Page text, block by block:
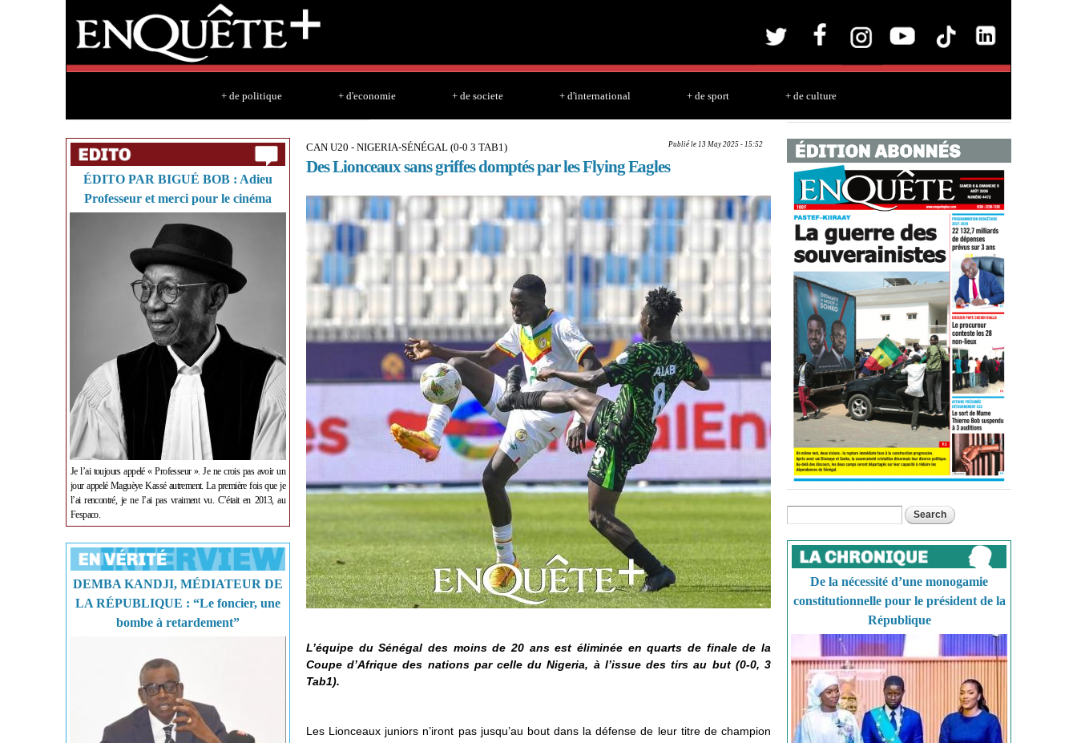
+ de politique + d'economie + de societe + d'international + de sport + de culture
ÉDITO PAR BIGUÉ BOB : Adieu
Professeur et merci pour le cinéma
Je l’ai toujours appelé « Professeur ». Je ne crois pas avoir un
jour appelé Maguèye Kassé autrement. La première fois que je
l’ai rencontré, je ne l’ai pas vraiment vu. C’était en 2013, au
Fespaco.
DEMBA KANDJI, MÉDIATEUR DE
LA RÉPUBLIQUE : “Le foncier, une
bombe à retardement”
Publié le 13 May 2025 - 15:52
CAN U20 - NIGERIA-SÉNÉGAL (0-0 3 TAB1)
Des Lionceaux sans griffes domptés par les Flying Eagles
L’équipe du Sénégal des moins de 20 ans est éliminée en quarts de finale de la
Coupe d’Afrique des nations par celle du Nigeria, à l’issue des tirs au but (0-0, 3
Tab1).
Les Lionceaux juniors n’iront pas jusqu’au bout dans la défense de leur titre de champion
Search form
De la nécessité d’une monogamie
constitutionnelle pour le président de la
République